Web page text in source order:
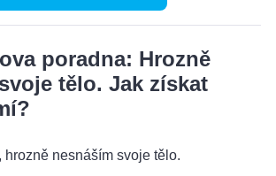
poradna: Hrozně
tělo. Jak získat
hrozně nesnáším svoje tělo.